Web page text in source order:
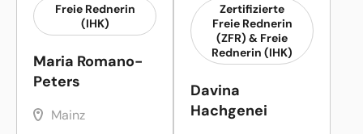
Freie Rednerin
(IHK)
Maria Romano-
Peters
Mainz
Zertifizierte
Freie Rednerin
(ZFR) & Freie
Rednerin (IHK)
Davina
Hachgenei